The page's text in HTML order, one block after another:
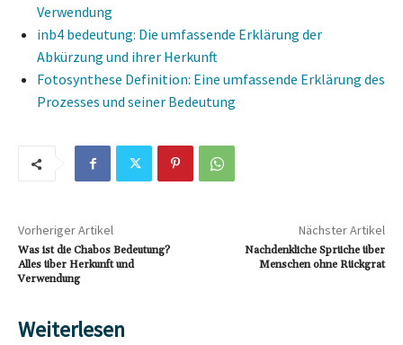
Verwendung
inb4 bedeutung: Die umfassende Erklärung der
Abkürzung und ihrer Herkunft
Fotosynthese Definition: Eine umfassende Erklärung des
Prozesses und seiner Bedeutung
Vorheriger Artikel
Was ist die Chabos Bedeutung?
Alles über Herkunft und
Verwendung
Nächster Artikel
Nachdenkliche Sprüche über
Menschen ohne Rückgrat
Weiterlesen